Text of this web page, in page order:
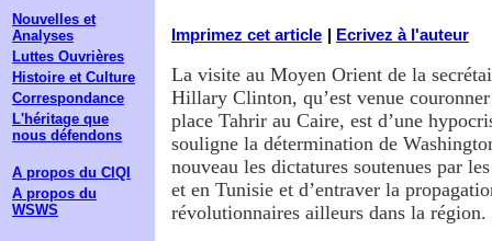
Nouvelles et
Analyses
Luttes Ouvrières
Histoire et Culture
Correspondance
L'héritage que
nous défendons
A propos du CIQI
A propos du
WSWS
Imprimez cet article Ecrivez à l'auteur
La visite au Moyen Orient de la
Hillary Clinton, qu’est venue
place Tahrir au Caire, est d’une
souligne la détermination de
nouveau les dictatures soutenues par
et en Tunisie et d’entraver la
révolutionnaires ailleurs dans la région.